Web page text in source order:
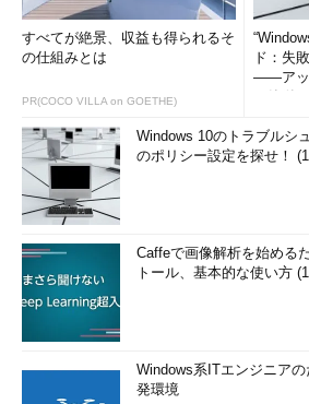
すべてが絶景、収益も得られるそ
の仕組みとは
PR(COCO VILLA on GOETHE)
ド：失
――アッ
Windows 10のトラブルシ
のポリシー設定を探せ！
Caffeで画像解析を始める
トール、基本的な使い方
Windows系ITエンジニア
発環境